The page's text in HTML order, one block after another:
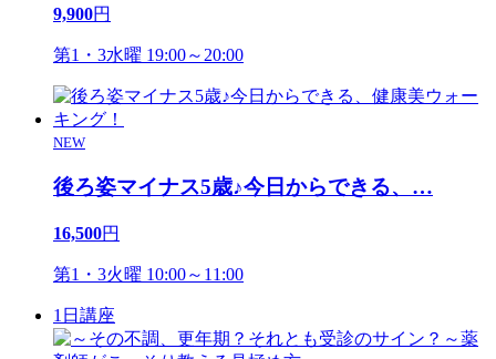
9,900円
第1・3水曜 19:00～20:00
NEW
後ろ姿マイナス5歳♪今日からできる、 …
16,500円
第1・3火曜 10:00～11:00
1日講座